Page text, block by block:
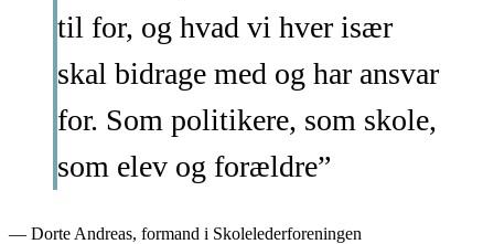
til for, og hvad vi hver især
skal bidrage med og har ansvar
for. Som politikere, som skole,
som elev og forældre”
— Dorte Andreas, formand i Skolelederforeningen